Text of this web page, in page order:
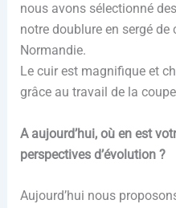
nous avons sélectionné
notre doublure en sergé
Normandie.
Le cuir est magnifique et
grâce au travail de la
A aujourd’hui, où en est
perspectives d’évolution ?
Aujourd’hui nous